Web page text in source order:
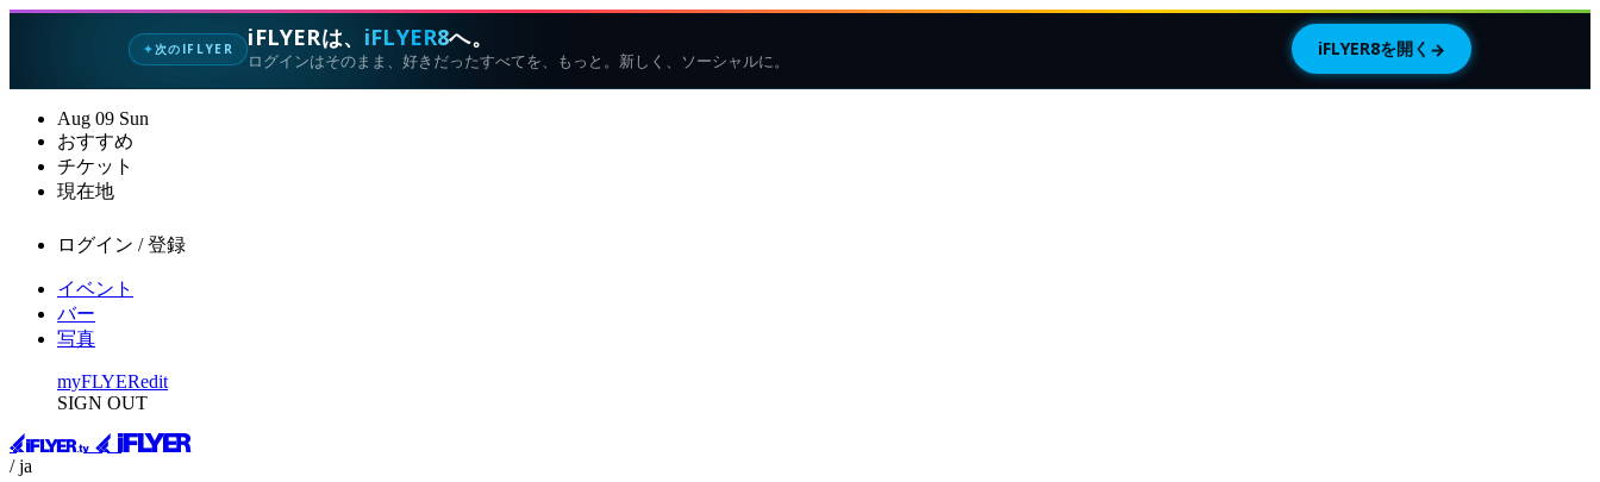
✦次のIFLYER iFLYERは、 iFLYER8へ。
ログインはそのまま、好きだったすべてを、もっと。新しく、ソーシャルに。
iFLYER8を開く →
Aug 09 Sun
おすすめ
チケット
現在地
ログイン / 登録
イベント
バー
写真
myFLYERedit
SIGN OUT
/ ja